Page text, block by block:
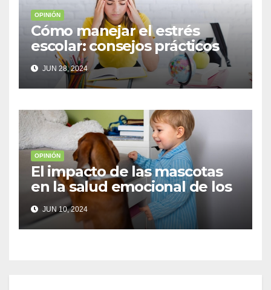
OPINIÓN
Cómo manejar el estrés
escolar: consejos prácticos
para adolescentes
JUN 28, 2024
OPINIÓN
El impacto de las mascotas
en la salud emocional de los
niños
JUN 10, 2024